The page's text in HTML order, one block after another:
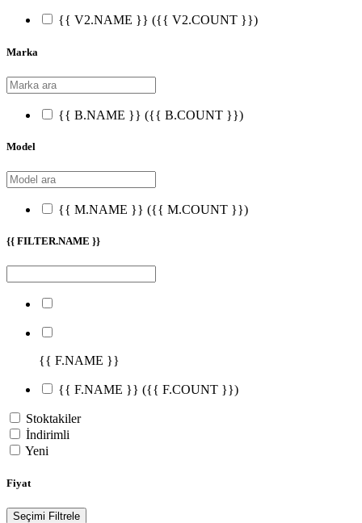
{{ V2.NAME }} ({{ V2.COUNT }})
Marka
{{ B.NAME }} ({{ B.COUNT }})
Model
{{ M.NAME }} ({{ M.COUNT }})
{{ FILTER.NAME }}
{{ F.NAME }}
{{ F.NAME }} ({{ F.COUNT }})
Stoktakiler
İndirimli
Yeni
Fiyat
Seçimi Filtrele